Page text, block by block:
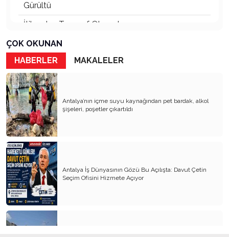
Gürültü
İtibardan Tasarruf Olmaz!
Güneş Enerjisi
Ödül Töreni
TOKİ Konutları: Sosyal mi, Orta Gelir Projesi mi?
Her Kentin Bir Ruhu Vardır
Orkestra Şefi
Abdülhamit ve Tayyip Erdoğan
Fark Etmeden Kaybettiklerimiz
Raydan Çıkan Antalya
Bunu da mı Görecektik?
Füze Çağında Hurafe Siyaseti (İran Savaşı
Üzerine)
ÇOK OKUNAN
HABERLER
MAKALELER
Antalya’nın içme suyu kaynağından pet bardak, alkol
şişeleri, poşetler çıkartıldı
Antalya İş Dünyasının Gözü Bu Açılışta: Davut Çetin
Seçim Ofisini Hizmete Açıyor